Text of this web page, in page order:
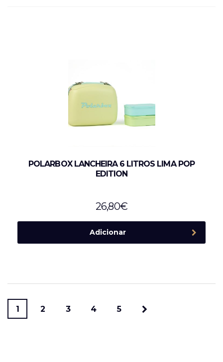
POLARBOX LANCHEIRA 6 LITROS LIMA POP
EDITION
26,80€
Adicionar
1 2 3 4 5